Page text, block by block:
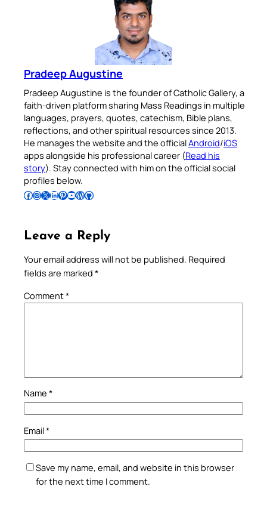
Pradeep Augustine
Pradeep Augustine is the founder of Catholic Gallery, a
faith-driven platform sharing Mass Readings in multiple
languages, prayers, quotes, catechism, Bible plans,
reflections, and other spiritual resources since 2013.
He manages the website and the officialAndroid/iOS
apps alongside his professional career (Read his
story). Stay connected with him on the official social
profiles below.
Follow Pradeep on Facebook Follow Pradeep on InstagramFollow Pradeep on X Follow Pradeep on LinkedIn Follow Pradeep on Pinterest Subscribe to Pradeep’s Youtube Channel Follow Pradeep on WordPress Follow Pradeep on GitHub
Leave a Reply
Your email address will not be published. Required
fields are marked *
Comment*
Name *
Email*
Save my name, email, and website in this browser
for the next time I comment.